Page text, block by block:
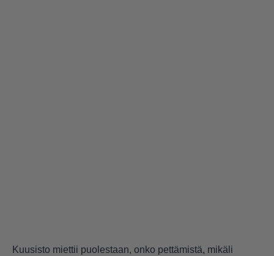
Kuusisto miettii puolestaan, onko pettämistä, mikäli